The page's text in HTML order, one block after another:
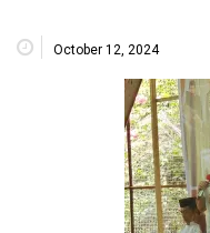
October 12, 2024